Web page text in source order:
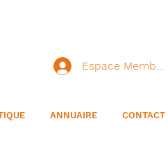
Espace Membre
ANNUAIRE CONTACT